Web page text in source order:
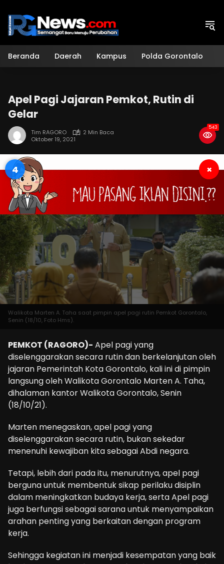
konten
Beranda Daerah Kampus Polda Gorontalo
Apel Pagi Jajaran Pemkot, Rutin di
Gelar
Tim RAGORO
2 Min Baca
Oktober 19, 2021
543
3 ×
Walikota Marten A. Taha saat pimpin apel pagi rutin Pemkot Gorontalo,
Senin (18/10, Foto Hms).
PEMKOT (RAGORO)- Apel pagi yang
diselenggarakan secara rutin dan berkelanjutan oleh
jajaran Pemerintah Kota Gorontalo, kali ini di pimpin
langsung oleh Walikota Gorontalo Marten A. Taha,
dihalaman kantor Walikota Gorontalo, Senin
(18/10/21).
Marten menegaskan, apel pagi yang
diselenggarakan secara rutin, bukan sekedar
menenuhi kewajiban kita sebagai Abdi negara.
Tetapi, lebih dari pada itu, menurutnya, apel pagi
berguna untuk membentuk sikap perilaku disiplin
dalam meningkatkan budaya kerja, serta Apel pagi
juga berfungsi sebagai sarana untuk menyampaikan
arahan penting yang berkaitan dengan program
kerja.
Sehingga kegiatan ini menjadi kesempatan yang baik